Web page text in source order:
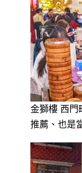
金獅樓 西門
推薦、也是